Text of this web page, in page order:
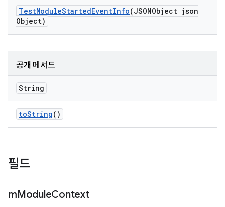
TestModuleStartedEventInfo(JSONObject json
Object)
공개 메서드
String
toString()
필드
mModuleContext